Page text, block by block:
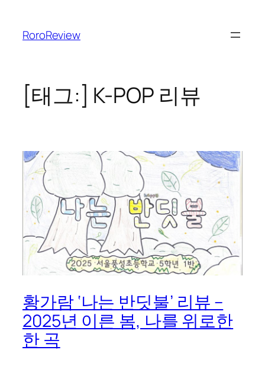
RoroReview
[태그:] K-POP 리뷰
황가람 ‘나는 반딧불’ 리뷰 –
2025년 이른 봄, 나를 위로한
한 곡